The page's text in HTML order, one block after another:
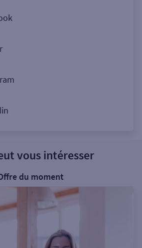
vous intéresser
du moment